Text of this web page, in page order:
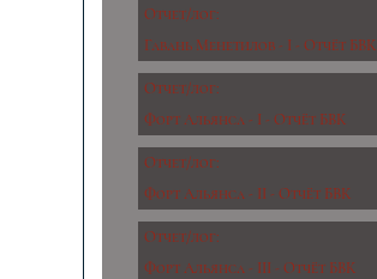
Отчет/лог:
Гавань Менетилов - I - Отчёт БВК
Отчет/лог:
Форт Альянса - I - Отчёт БВК
Отчет/лог:
Форт Альянса - II - Отчёт БВК
Отчет/лог:
Форт Альянса - III - Отчёт БВК